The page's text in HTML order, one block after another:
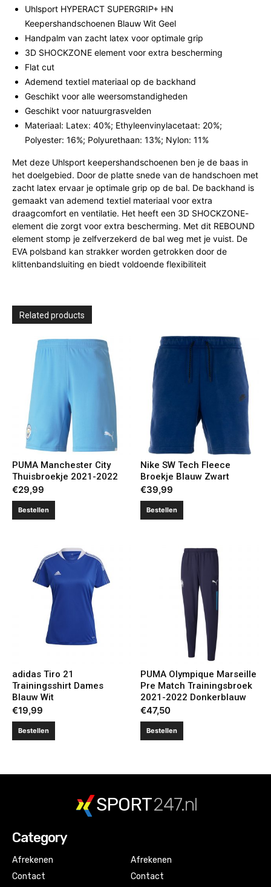
Uhlsport HYPERACT SUPERGRIP+ HN
Keepershandschoenen Blauw Wit Geel
Handpalm van zacht latex voor optimale grip
3D SHOCKZONE element voor extra bescherming
Flat cut
Ademend textiel materiaal op de backhand
Geschikt voor alle weersomstandigheden
Geschikt voor natuurgrasvelden
Materiaal: Latex: 40%; Ethyleenvinylacetaat: 20%;
Polyester: 16%; Polyurethaan: 13%; Nylon: 11%
Met deze Uhlsport keepershandschoenen ben je de baas in
het doelgebied. Door de platte snede van de handschoen met
zacht latex ervaar je optimale grip op de bal. De backhand is
gemaakt van ademend textiel materiaal voor extra
draagcomfort en ventilatie. Het heeft een 3D SHOCKZONE-
element die zorgt voor extra bescherming. Met dit REBOUND
element stomp je zelfverzekerd de bal weg met je vuist. De
EVA polsband kan strakker worden getrokken door de
klittenbandsluiting en biedt voldoende flexibiliteit
Related products
PUMA Manchester City
Thuisbroekje 2021-2022
€29,99
Bestellen
Nike SW Tech Fleece
Broekje Blauw Zwart
€39,99
Bestellen
adidas Tiro 21
Trainingsshirt Dames
Blauw Wit
€19,99
Bestellen
PUMA Olympique Marseille
Pre Match Trainingsbroek
2021-2022 Donkerblauw
€47,50
Bestellen
SPORT247.nl
Category
Afrekenen
Contact
Afrekenen
Contact